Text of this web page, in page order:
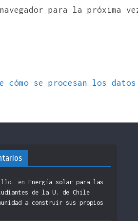
para la próxima
cómo se procesan los datos
en Energía solar para las
de la U. de Chile
a construir sus propios